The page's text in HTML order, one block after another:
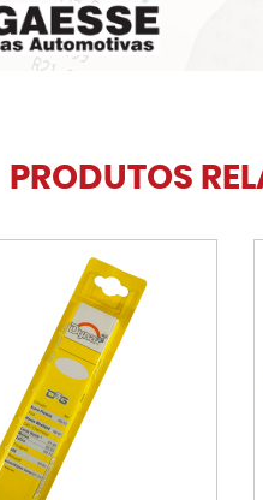
PRODUTOS